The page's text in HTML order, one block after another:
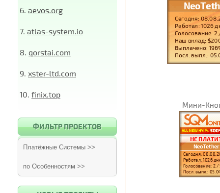
6. aevos.org
7. atlas-system.io
8. qorstai.com
9. xster-ltd.com
10. finix.top
ФИЛЬТР ПРОЕКТОВ
Платёжные Системы >>
по Особенностям >>
Мини-